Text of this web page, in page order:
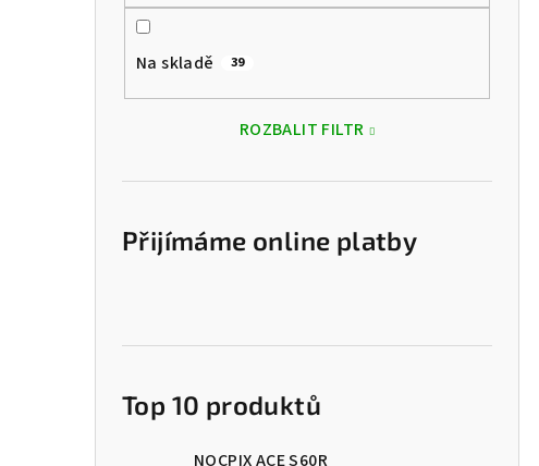
Na skladě 39
ROZBALIT FILTR
Přijímáme online platby
Top 10 produktů
NOCPIX ACE S60R